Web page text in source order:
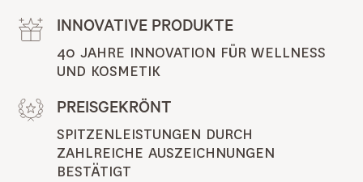
INNOVATIVE PRODUKTE
40 JAHRE INNOVATION FÜR WELLNESS
UND KOSMETIK
PREISGEKRÖNT
SPITZENLEISTUNGEN DURCH
ZAHLREICHE AUSZEICHNUNGEN
BESTÄTIGT